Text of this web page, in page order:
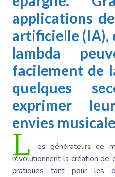
applications
artificielle (IA),
lambda
facilement de
quelques
exprimer
envies
L
es générateurs de
révolutionnent la création de
pratiques tant pour les